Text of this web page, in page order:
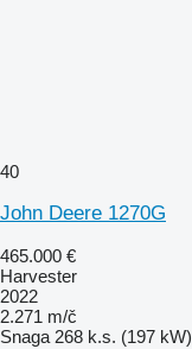
40
John Deere 1270G
465.000 €
Harvester
2022
2.271 m/č
Snaga 268 k.s. (197 kW)